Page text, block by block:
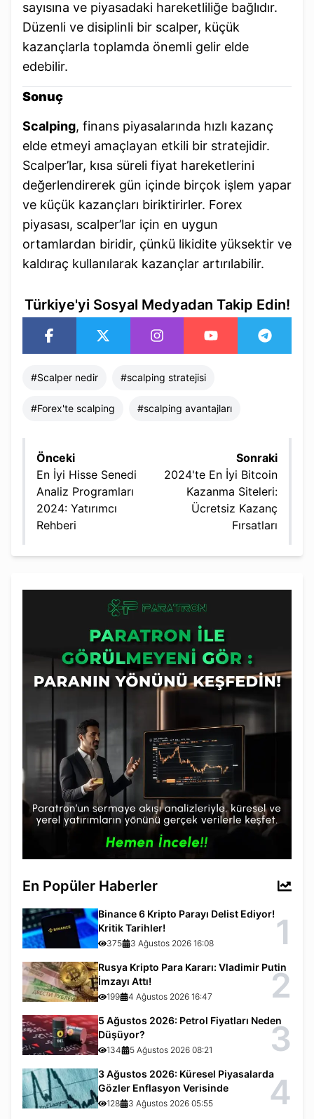
sayısına ve piyasadaki hareketliliğe bağlıdır.
Düzenli ve disiplinli bir scalper, küçük
kazançlarla toplamda önemli gelir elde
edebilir.
Sonuç
Scalping, finans piyasalarında hızlı kazanç
elde etmeyi amaçlayan etkili bir stratejidir.
Scalper’lar, kısa süreli fiyat hareketlerini
değerlendirerek gün içinde birçok işlem yapar
ve küçük kazançları biriktirirler. Forex
piyasası, scalper’lar için en uygun
ortamlardan biridir, çünkü likidite yüksektir ve
kaldıraç kullanılarak kazançlar artırılabilir.
Türkiye'yi Sosyal Medyadan Takip Edin!
#Scalper nedir #scalping stratejisi
#Forex'te scalping #scalping avantajları
Önceki
En İyi Hisse Senedi
Analiz Programları
2024: Yatırımcı
Rehberi
Sonraki
2024'te En İyi Bitcoin
Kazanma Siteleri:
Ücretsiz Kazanç
Fırsatları
En Popüler Haberler
Binance 6 Kripto Parayı Delist Ediyor!
Kritik Tarihler!
375 3 Ağustos 2026 16:08 1
Rusya Kripto Para Kararı: Vladimir Putin
İmzayı Attı!
199 4 Ağustos 2026 16:47 2
5 Ağustos 2026: Petrol Fiyatları Neden
Düşüyor?
134 5 Ağustos 2026 08:21 3
3 Ağustos 2026: Küresel Piyasalarda
Gözler Enflasyon Verisinde
128 3 Ağustos 2026 05:55 4